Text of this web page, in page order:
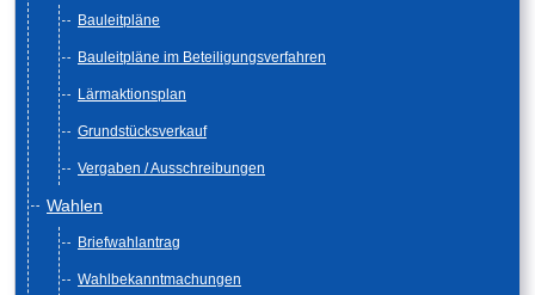
Bauleitpläne
Bauleitpläne im Beteiligungsverfahren
Lärmaktionsplan
Grundstücksverkauf
Vergaben / Ausschreibungen
Wahlen
Briefwahlantrag
Wahlbekanntmachungen